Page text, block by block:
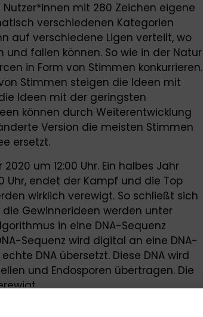
mit 280 Zeichen eigene
verschiedenen Kategorien
auf verschiedene Ligen verteilt, wo
fallen können. So wie in der Natur
in Form von Stimmen konkurrieren.
Stimmen steigen die Ideen mit
Ideen mit der geringsten
können durch Weiterentwicklung
Version die meisten Stimmen
ersetzt.
um 12:00 Uhr. Ein halbes Jahr
Uhr, endet der Kampf und die Top
wirklich verewigt. So schließt sich
Gewinnerideen werden unter
in eine DNA-Sequenz
Sequenz wird digital an eine DNA-
DNA übersetzt. Diese DNA wird
und Endosporen übertragen. Die